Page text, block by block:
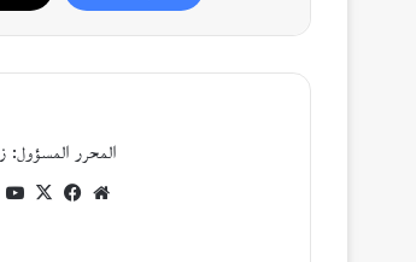
المحرر المسؤول:
موقع فيسبوك‫X